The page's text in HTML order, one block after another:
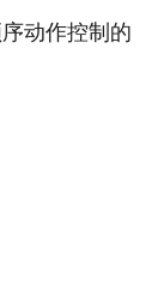
我们
动作控制的